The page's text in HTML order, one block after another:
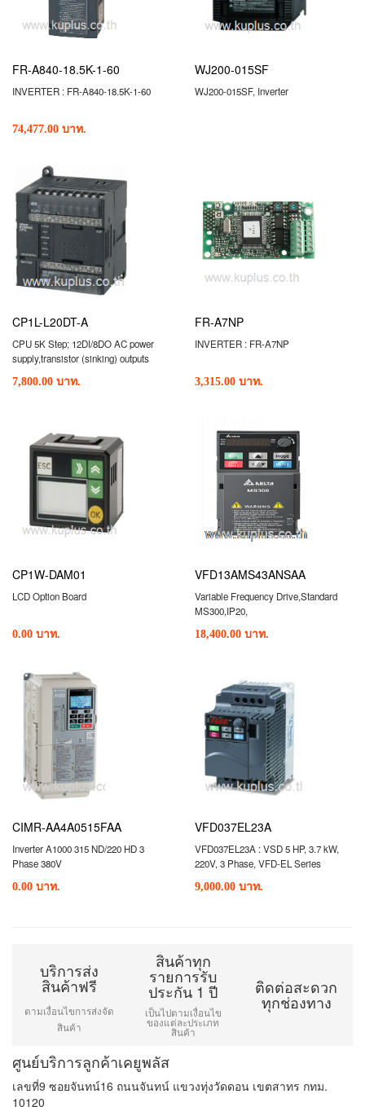
FR-A840-18.5K-1-60
INVERTER : FR-A840-18.5K-1-60
74,477.00 บาท.
WJ200-015SF
WJ200-015SF, Inverter
CP1L-L20DT-A
CPU 5K Step; 12DI/8DO AC power
supply,transistor (sinking) outputs
7,800.00 บาท.
FR-A7NP
INVERTER : FR-A7NP
3,315.00 บาท.
CP1W-DAM01
LCD Option Board
0.00 บาท.
VFD13AMS43ANSAA
Variable Frequency Drive,Standard
MS300,IP20,
18,400.00 บาท.
CIMR-AA4A0515FAA
Inverter A1000 315 ND/220 HD 3
Phase 380V
0.00 บาท.
VFD037EL23A
VFD037EL23A : VSD 5 HP, 3.7 kW,
220V, 3 Phase, VFD-EL Series
9,000.00 บาท.
บริการส่ง
สินค้าฟรี
ตามเงื่อนไขการส่งจัด
สินค้า
สินค้าทุก
รายการรับ
ประกัน 1 ปี
เป็นไปตามเงื่อนไข
ของแต่ละประเภท
สินค้า
ติดต่อสะดวก
ทุกช่องทาง
ศูนย์บริการลูกค้าเคยูพลัส
เลขที่9 ซอยจันทน์16 ถนนจันทน์ แขวงทุ่งวัดดอน เขตสาทร กทม.
10120